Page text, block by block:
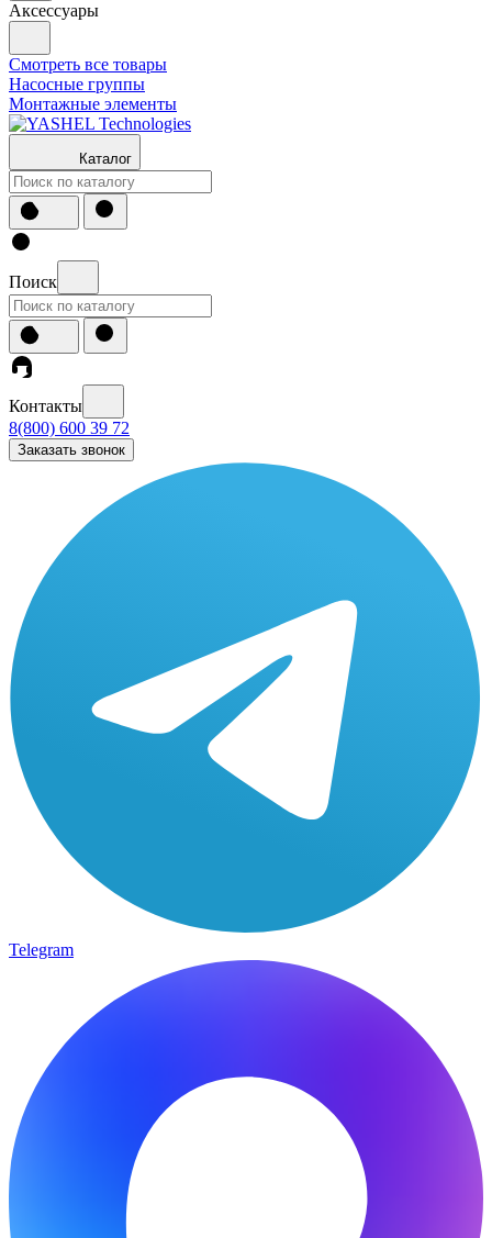
Аксессуары
Смотреть все товары
Насосные группы
Монтажные элементы
Каталог
Поиск
Контакты
8(800) 600 39 72
Заказать звонок
Telegram